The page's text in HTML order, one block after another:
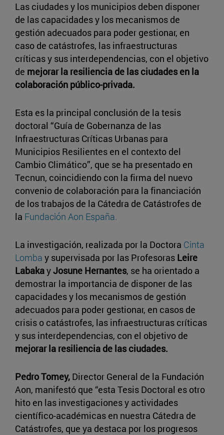
Las ciudades y los municipios deben disponer
de las capacidades y los mecanismos de
gestión adecuados para poder gestionar, en
caso de catástrofes, las infraestructuras
críticas y sus interdependencias, con el objetivo
de mejorar la resiliencia de las ciudades en la
colaboración público-privada.
Esta es la principal conclusión de la tesis
doctoral “Guía de Gobernanza de las
Infraestructuras Críticas Urbanas para
Municipios Resilientes en el contexto del
Cambio Climático”, que se ha presentado en
Tecnun, coincidiendo con la firma del nuevo
convenio de colaboración para la financiación
de los trabajos de la Cátedra de Catástrofes de
la Fundación Aon España.
La investigación, realizada por la Doctora Cinta
Lomba y supervisada por las Profesoras Leire
LabakayJosune Hernantes, se ha orientado a
demostrar la importancia de disponer de las
capacidades y los mecanismos de gestión
adecuados para poder gestionar, en casos de
crisis o catástrofes, las infraestructuras críticas
y sus interdependencias, con el objetivo de
mejorar la resiliencia de las ciudades.
Pedro Tomey, Director General de la Fundación
Aon, manifestó que “esta Tesis Doctoral es otro
hito en las investigaciones y actividades
científico-académicas en nuestra Cátedra de
Catástrofes, que ya destaca por los progresos